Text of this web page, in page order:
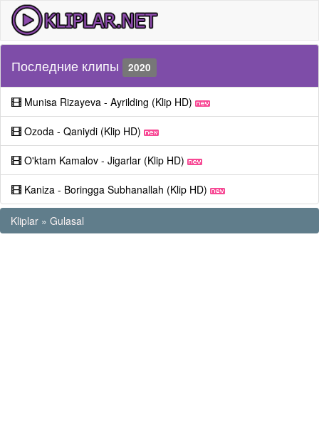
Последние клипы 2020
Munisa Rizayeva - Ayrilding (Klip HD)
Ozoda - Qaniydi (Klip HD)
O'ktam Kamalov - Jigarlar (Klip HD)
Kaniza - Boringga Subhanallah (Klip HD)
Kliplar » Gulasal